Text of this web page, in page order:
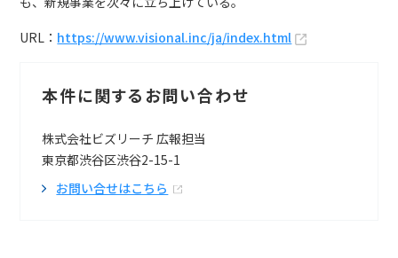
URL： https://www.visional.inc/ja/index.html
本件に関するお問い合わせ
株式会社ビズリーチ 広報担当
東京都渋谷区渋谷2-15-1
お問い合せはこちら